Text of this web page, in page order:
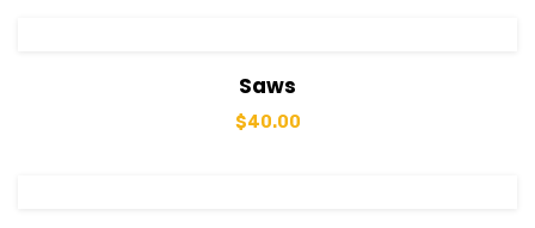
Saws
$40.00